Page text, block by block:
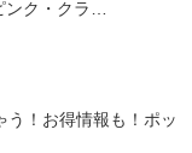
ンク・クラ…
う！お得情報も！ポッ